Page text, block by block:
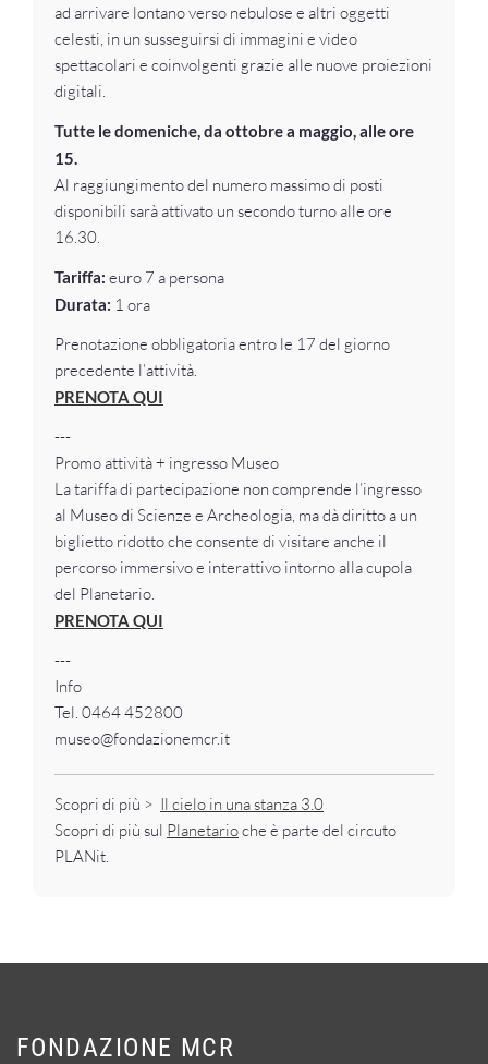
ad arrivare lontano verso nebulose e altri oggetti
celesti, in un susseguirsi di immagini e video
spettacolari e coinvolgenti grazie alle nuove proiezioni
digitali.
Tutte le domeniche, da ottobre a maggio, alle ore
15.
Al raggiungimento del numero massimo di posti
disponibili sarà attivato un secondo turno alle ore
16.30.
Tariffa: euro 7 a persona
Durata: 1 ora
Prenotazione obbligatoria entro le 17 del giorno
precedente l’attività.
PRENOTA QUI
---
Promo attività + ingresso Museo
La tariffa di partecipazione non comprende l’ingresso
al Museo di Scienze e Archeologia, ma dà diritto a un
biglietto ridotto che consente di visitare anche il
percorso immersivo e interattivo intorno alla cupola
del Planetario.
PRENOTA QUI
---
Info
Tel. 0464 452800
museo@fondazionemcr.it
Scopri di più > Il cielo in una stanza 3.0
Scopri di più sul Planetarioche è parte del circuto
PLANit.
FONDAZIONE MCR